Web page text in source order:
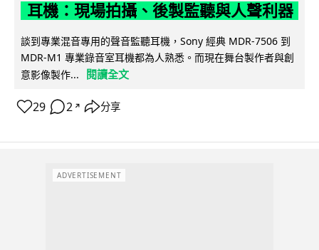
耳機：現場拍攝、後製監聽與人聲利器
談到專業混音專用的聲音監聽耳機，Sony 經典 MDR-7506 到
MDR-M1 專業錄音室耳機都為人熟悉。而現在舞台製作者與創
意影像製作...
閱讀全文
29 2 ↗ 分享
ADVERTISEMENT